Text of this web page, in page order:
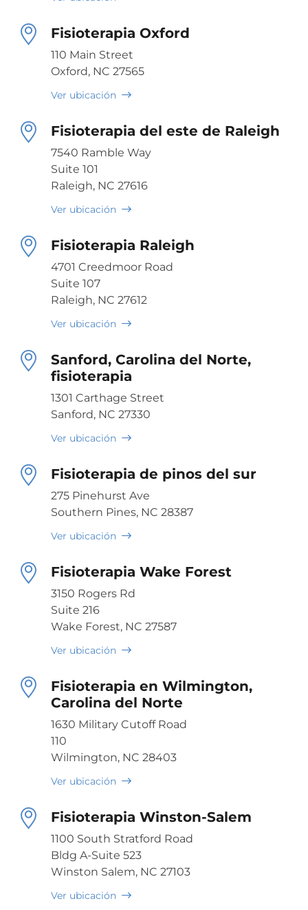
Fisioterapia Oxford
110 Main Street
Oxford, NC 27565
Ver ubicación
Fisioterapia del este de Raleigh
7540 Ramble Way
Suite 101
Raleigh, NC 27616
Ver ubicación
Fisioterapia Raleigh
4701 Creedmoor Road
Suite 107
Raleigh, NC 27612
Ver ubicación
Sanford, Carolina del Norte,
fisioterapia
1301 Carthage Street
Sanford, NC 27330
Ver ubicación
Fisioterapia de pinos del sur
275 Pinehurst Ave
Southern Pines, NC 28387
Ver ubicación
Fisioterapia Wake Forest
3150 Rogers Rd
Suite 216
Wake Forest, NC 27587
Ver ubicación
Fisioterapia en Wilmington,
Carolina del Norte
1630 Military Cutoff Road
110
Wilmington, NC 28403
Ver ubicación
Fisioterapia Winston-Salem
1100 South Stratford Road
Bldg A-Suite 523
Winston Salem, NC 27103
Ver ubicación